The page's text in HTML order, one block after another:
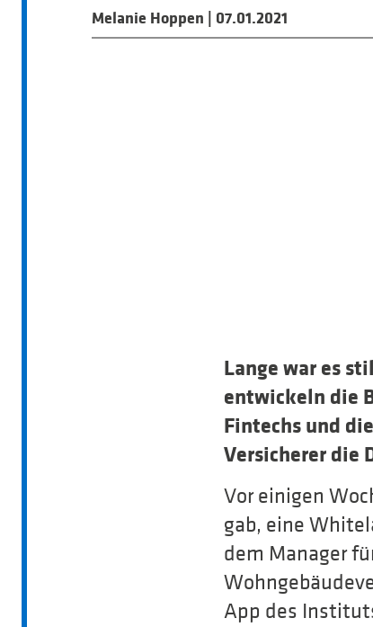
Melanie Hoppen 07.01.2021
Lange war es
entwickeln die
Fintechs und
Versicherer die
Vor einigen
gab, eine
dem Manager
App des